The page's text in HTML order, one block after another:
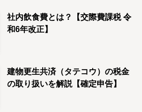
社内飲食費とは？【交際費課税 令
和6年改正】
建物更生共済（タテコウ）の税金
の取り扱いを解説【確定申告】